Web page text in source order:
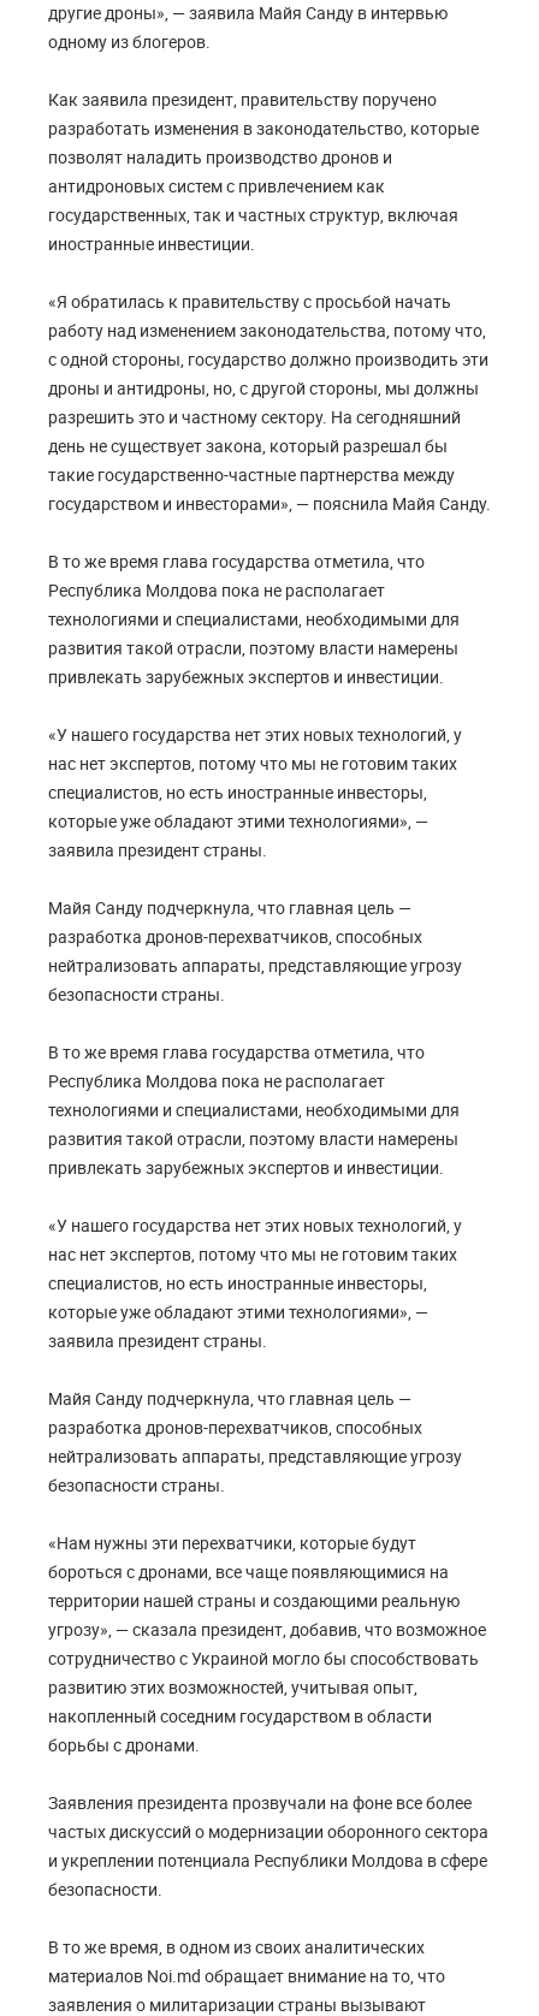
другие дроны», — заявила Майя Санду в интервью
одному из блогеров.
Как заявила президент, правительству поручено
разработать изменения в законодательство, которые
позволят наладить производство дронов и
антидроновых систем с привлечением как
государственных, так и частных структур, включая
иностранные инвестиции.
«Я обратилась к правительству с просьбой начать
работу над изменением законодательства, потому что,
с одной стороны, государство должно производить эти
дроны и антидроны, но, с другой стороны, мы должны
разрешить это и частному сектору. На сегодняшний
день не существует закона, который разрешал бы
такие государственно-частные партнерства между
государством и инвесторами», — пояснила Майя Санду.
В то же время глава государства отметила, что
Республика Молдова пока не располагает
технологиями и специалистами, необходимыми для
развития такой отрасли, поэтому власти намерены
привлекать зарубежных экспертов и инвестиции.
«У нашего государства нет этих новых технологий, у
нас нет экспертов, потому что мы не готовим таких
специалистов, но есть иностранные инвесторы,
которые уже обладают этими технологиями», —
заявила президент страны.
Майя Санду подчеркнула, что главная цель —
разработка дронов-перехватчиков, способных
нейтрализовать аппараты, представляющие угрозу
безопасности страны.
В то же время глава государства отметила, что
Республика Молдова пока не располагает
технологиями и специалистами, необходимыми для
развития такой отрасли, поэтому власти намерены
привлекать зарубежных экспертов и инвестиции.
«У нашего государства нет этих новых технологий, у
нас нет экспертов, потому что мы не готовим таких
специалистов, но есть иностранные инвесторы,
которые уже обладают этими технологиями», —
заявила президент страны.
Майя Санду подчеркнула, что главная цель —
разработка дронов-перехватчиков, способных
нейтрализовать аппараты, представляющие угрозу
безопасности страны.
«Нам нужны эти перехватчики, которые будут
бороться с дронами, все чаще появляющимися на
территории нашей страны и создающими реальную
угрозу», — сказала президент, добавив, что возможное
сотрудничество с Украиной могло бы способствовать
развитию этих возможностей, учитывая опыт,
накопленный соседним государством в области
борьбы с дронами.
Заявления президента прозвучали на фоне все более
частых дискуссий о модернизации оборонного сектора
и укреплении потенциала Республики Молдова в сфере
безопасности.
В то же время, в одном из своих аналитических
материалов Noi.md обращает внимание на то, что
заявления о милитаризации страны вызывают